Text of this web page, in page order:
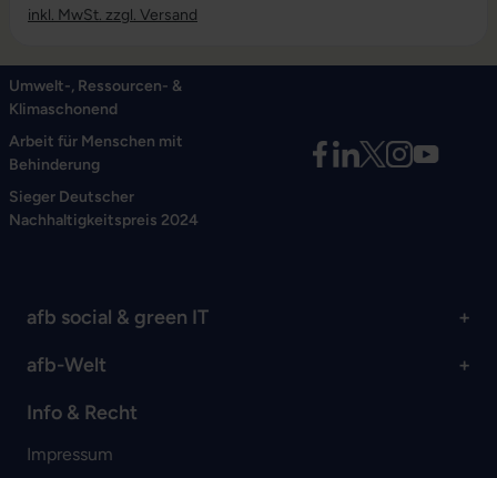
inkl. MwSt. zzgl. Versand
Umwelt-, Ressourcen- &
Klimaschonend
Arbeit für Menschen mit
Behinderung
Sieger Deutscher
Nachhaltigkeitspreis 2024
afb social & green IT
afb-Welt
Info & Recht
Impressum